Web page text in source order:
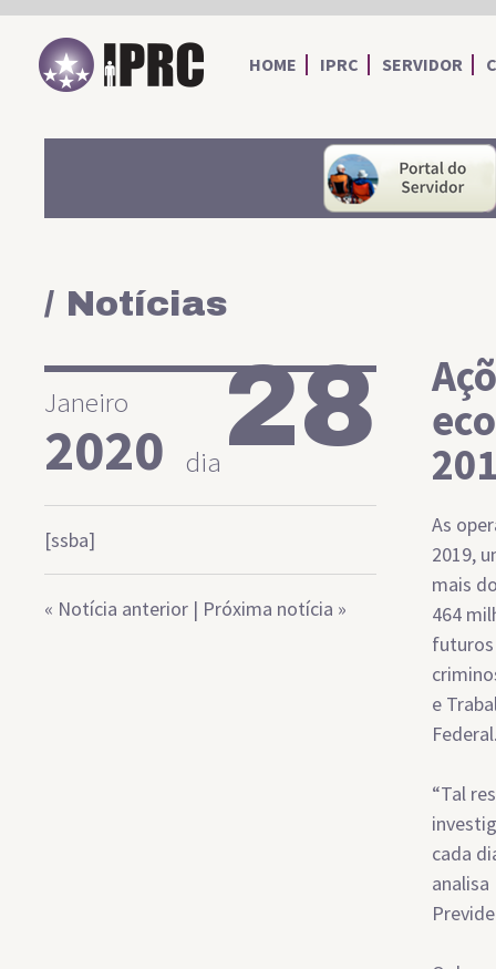
IPRC
HOME IPRC SERVIDOR
/ Notícias
Janeiro
2020 dia28
[ssba]
« Notícia anterior | Próxima notícia »
As
2019,
mais
464
futuros
e
“Tal
cada